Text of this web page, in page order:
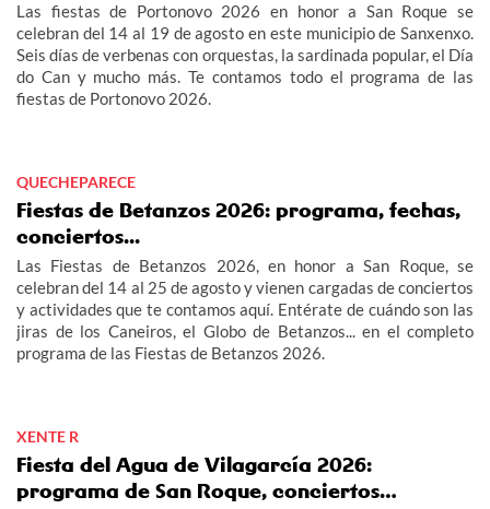
Las fiestas de Portonovo 2026 en honor a San Roque se
celebran del 14 al 19 de agosto en este municipio de Sanxenxo.
Seis días de verbenas con orquestas, la sardinada popular, el Día
do Can y mucho más. Te contamos todo el programa de las
fiestas de Portonovo 2026.
QUECHEPARECE
Fiestas de Betanzos 2026: programa, fechas,
conciertos...
Las Fiestas de Betanzos 2026, en honor a San Roque, se
celebran del 14 al 25 de agosto y vienen cargadas de conciertos
y actividades que te contamos aquí. Entérate de cuándo son las
jiras de los Caneiros, el Globo de Betanzos... en el completo
programa de las Fiestas de Betanzos 2026.
XENTE R
Fiesta del Agua de Vilagarcía 2026:
programa de San Roque, conciertos…